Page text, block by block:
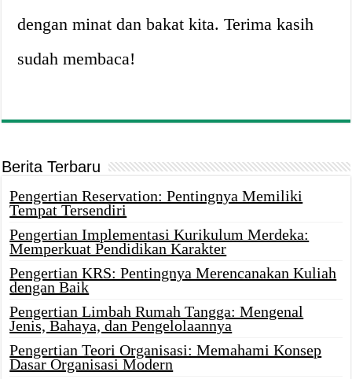
dengan minat dan bakat kita. Terima kasih
sudah membaca!
Berita Terbaru
Pengertian Reservation: Pentingnya Memiliki
Tempat Tersendiri
Pengertian Implementasi Kurikulum Merdeka:
Memperkuat Pendidikan Karakter
Pengertian KRS: Pentingnya Merencanakan Kuliah
dengan Baik
Pengertian Limbah Rumah Tangga: Mengenal
Jenis, Bahaya, dan Pengelolaannya
Pengertian Teori Organisasi: Memahami Konsep
Dasar Organisasi Modern